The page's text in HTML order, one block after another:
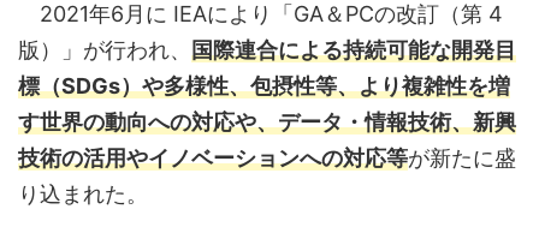
2021年6月に IEAにより「GA＆PCの改訂（第 4
版）」が行われ、 国際連合による持続可能な開発目
標（SDGs）や多様性、包摂性等、より複雑性を増
す世界の動向への対応や、データ・情報技術、新興
技術の活用やイノベーションへの対応等が新たに盛
り込まれた。